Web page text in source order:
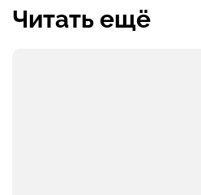
Читать ещё